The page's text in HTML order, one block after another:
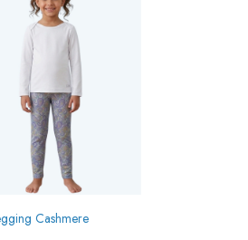
Cashmere